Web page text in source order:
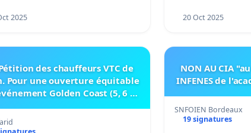
2025 20 Oct 2025
des chauffeurs VTC de
Pour une ouverture équitable
Golden Coast (5, 6 et
chauffeurs VTC dijonnais
NON AU CIA
INFENES de
SNFOIEN Bordeaux
19 signatures